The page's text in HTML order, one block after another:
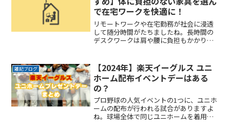
で在宅ワークを快適に！
リモートワークや在宅勤務が社会に浸透
して随分時間がたちましたね。長時間の
デスクワークは肩や腰に負担もかかりま
アやデスクを使いやすく、体にあったも
のに変えるだけで作業効率がアップしま
すよ。
雑記ブログ
【2024年】楽天イーグルス ユニ
ホーム配布イベントデーはある
の？
プロ野球の人気イベントの1つに、ユニホ
ームの配布が行われる試合がありますよ
ね。球場全体で同じユニホームを着用し